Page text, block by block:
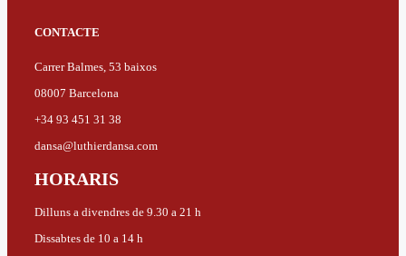
CONTACTE
Carrer Balmes, 53 baixos
08007 Barcelona
+34 93 451 31 38
dansa@luthierdansa.com
HORARIS
Dilluns a divendres de 9.30 a 21 h
Dissabtes de 10 a 14 h